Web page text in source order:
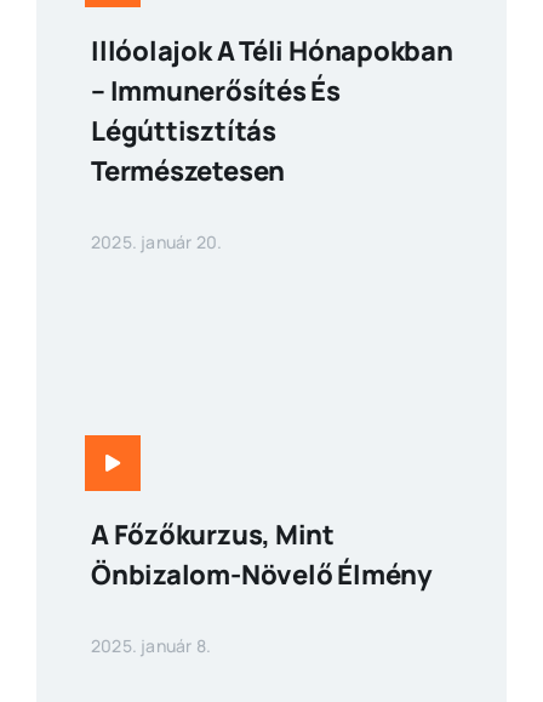
Illóolajok A Téli Hónapokban
– Immunerősítés És
Légúttisztítás
Természetesen
2025. január 20.
A Főzőkurzus, Mint
Önbizalom-Növelő Élmény
2025. január 8.